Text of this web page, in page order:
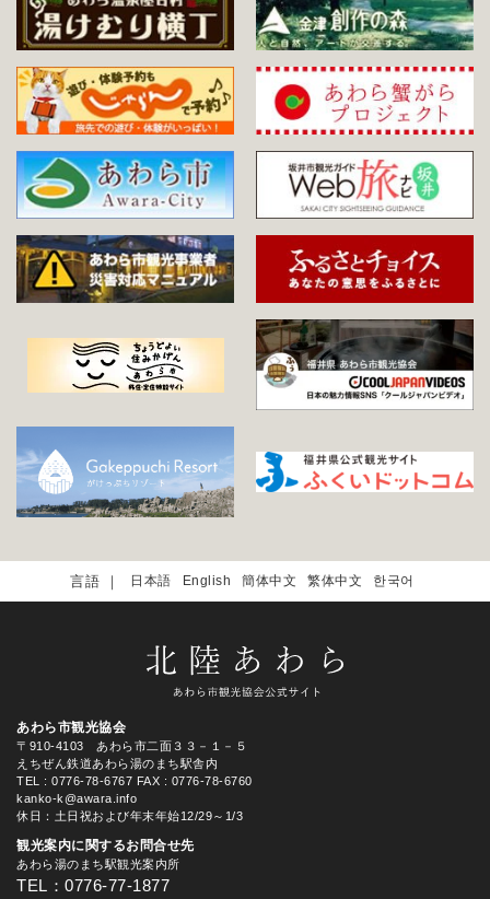
日本語 English 簡体中文 繁体中文 한국어
あわら市観光協会
〒910-4103 あわら市二面３３－１－５
えちぜん鉄道あわら湯のまち駅舎内
TEL
: 0776-78-6767 FAX : 0776-78-6760
kanko-k@awara.info
休日：土日祝および年末年始12/29～1/3
観光案内に関するお問合せ先
あわら湯のまち駅観光案内所
TEL：0776-77-1877